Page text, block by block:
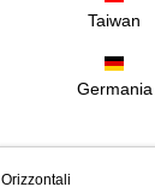
Taiwan
Germania
Orizzontali